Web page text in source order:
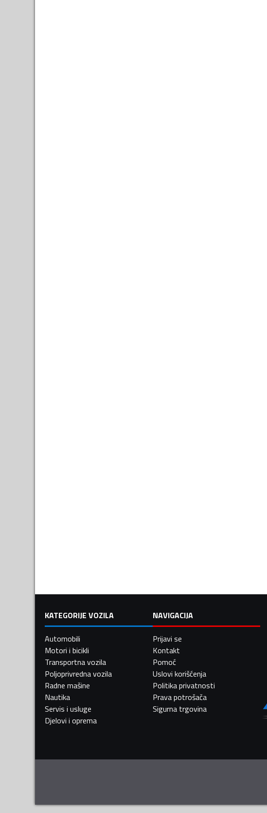
KATEGORIJE VOZILA
Automobili
Motori i bicikli
Transportna vozila
Poljoprivredna vozila
Radne mašine
Nautika
Servis i usluge
Djelovi i oprema
NAVIGACIJA
Prijavi se
Kontakt
Pomoć
Uslovi korišćenja
Politika privatnosti
Prava potrošača
Sigurna trgovina